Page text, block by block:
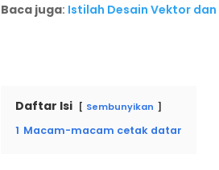
Baca juga: Istilah Desain Vektor
Daftar Isi Sembunyikan
1 Macam-macam cetak datar